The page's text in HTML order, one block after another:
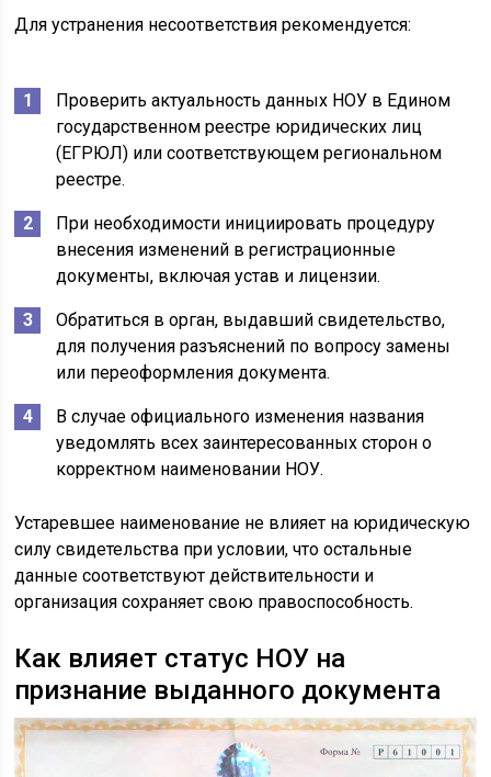
Для устранения несоответствия рекомендуется:
Проверить актуальность данных НОУ в Едином
государственном реестре юридических лиц
(ЕГРЮЛ) или соответствующем региональном
реестре.
При необходимости инициировать процедуру
внесения изменений в регистрационные
документы, включая устав и лицензии.
Обратиться в орган, выдавший свидетельство,
для получения разъяснений по вопросу замены
или переоформления документа.
В случае официального изменения названия
уведомлять всех заинтересованных сторон о
корректном наименовании НОУ.
Устаревшее наименование не влияет на юридическую
силу свидетельства при условии, что остальные
данные соответствуют действительности и
организация сохраняет свою правоспособность.
Как влияет статус НОУ на
признание выданного документа